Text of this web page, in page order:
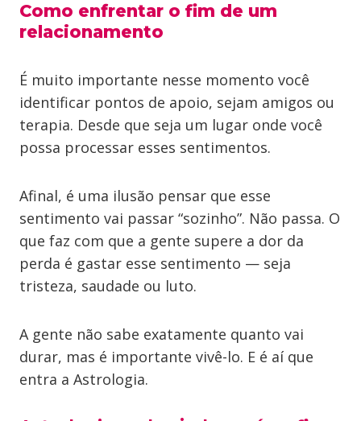
Como enfrentar o fim de um
relacionamento
É muito importante nesse momento você
identificar pontos de apoio, sejam amigos ou
terapia. Desde que seja um lugar onde você
possa processar esses sentimentos.
Afinal, é uma ilusão pensar que esse
sentimento vai passar “sozinho”. Não passa. O
que faz com que a gente supere a dor da
perda é gastar esse sentimento — seja
tristeza, saudade ou luto.
A gente não sabe exatamente quanto vai
durar, mas é importante vivê-lo. E é aí que
entra a Astrologia.